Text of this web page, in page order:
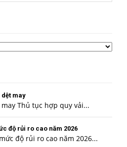
dệt may
Thủ tục hợp quy vải...
độ rủi ro cao năm 2026
độ rủi ro cao năm 2026...